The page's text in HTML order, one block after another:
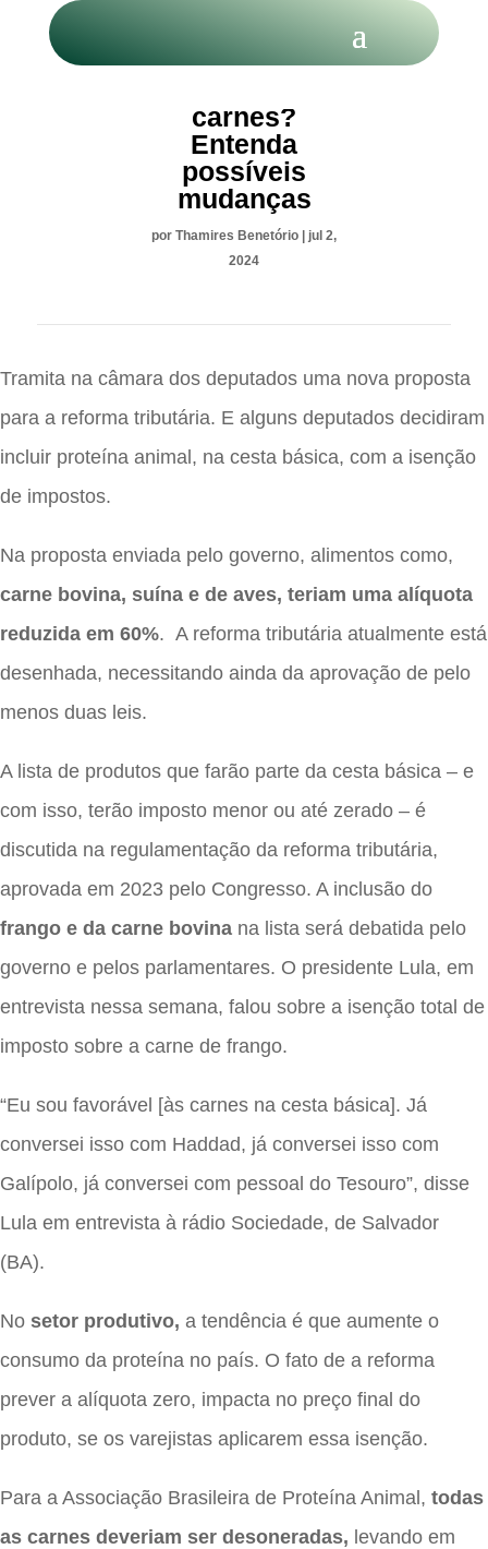
carnes?
Entenda
possíveis
mudanças
por Thamires Benetório | jul 2,
2024
Tramita na câmara dos deputados uma nova proposta
para a reforma tributária. E alguns deputados decidiram
incluir proteína animal, na cesta básica, com a isenção
de impostos.
Na proposta enviada pelo governo, alimentos como,
carne bovina, suína e de aves, teriam uma alíquota
reduzida em 60%. A reforma tributária atualmente está
desenhada, necessitando ainda da aprovação de pelo
menos duas leis.
A lista de produtos que farão parte da cesta básica – e
com isso, terão imposto menor ou até zerado – é
discutida na regulamentação da reforma tributária,
aprovada em 2023 pelo Congresso. A inclusão do
frango e da carne bovina na lista será debatida pelo
governo e pelos parlamentares. O presidente Lula, em
entrevista nessa semana, falou sobre a isenção total de
imposto sobre a carne de frango.
“Eu sou favorável [às carnes na cesta básica]. Já
conversei isso com Haddad, já conversei isso com
Galípolo, já conversei com pessoal do Tesouro”, disse
Lula em entrevista à rádio Sociedade, de Salvador
(BA).
No setor produtivo, a tendência é que aumente o
consumo da proteína no país. O fato de a reforma
prever a alíquota zero, impacta no preço final do
produto, se os varejistas aplicarem essa isenção.
Para a Associação Brasileira de Proteína Animal, todas
as carnes deveriam ser desoneradas, levando em